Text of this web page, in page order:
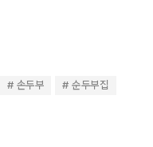
손두부
순두부집